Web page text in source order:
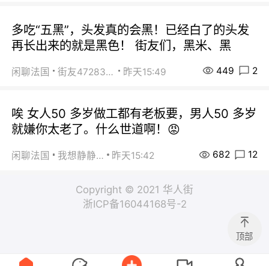
多吃“五黑”，头发真的会黑！已经白了的头发
再长出来的就是黑色！ 街友们，黑米、黑
闲聊法国 街友472838572 昨天15:49 449 2
唉 女人50 多岁做工都有老板要，男人50 多岁
就嫌你太老了。什么世道啊！😡
闲聊法国 我想静静… 昨天15:42 682 12
Copyright © 2021 华人街
浙ICP备16044168号-2
顶部